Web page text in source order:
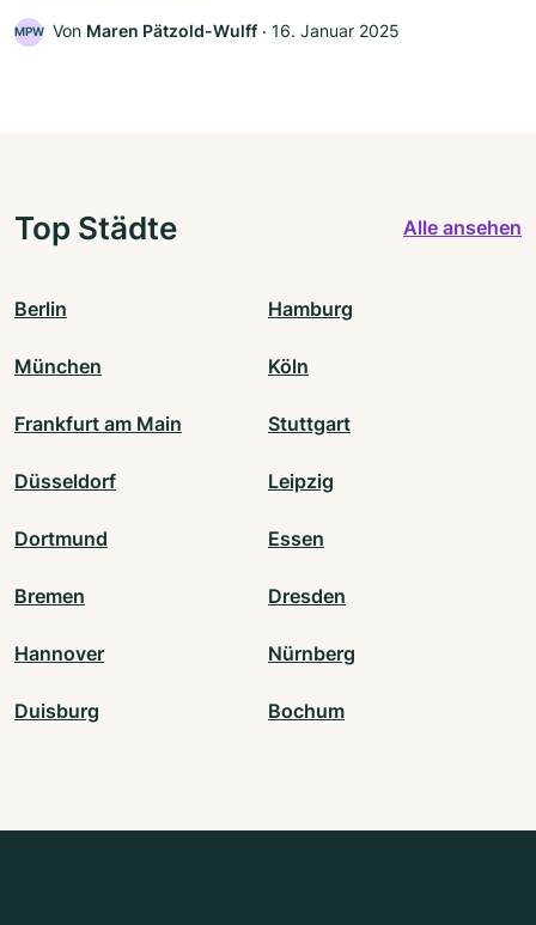
MPW Von Maren Pätzold-Wulff ‧ 16. Januar 2025
Top Städte Alle ansehen
Berlin Hamburg
München Köln
Frankfurt am Main Stuttgart
Düsseldorf Leipzig
Dortmund Essen
Bremen Dresden
Hannover Nürnberg
Duisburg Bochum